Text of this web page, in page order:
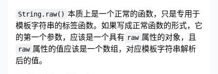
String.raw() 本质上是一个正常的函数，只是专用于
模板字符串的标签函数。如果写成正常函数的形式，它
的第一个参数，应该是一个具有 raw 属性的对象，且
raw 属性的值应该是一个数组，对应模板字符串解析
后的值。